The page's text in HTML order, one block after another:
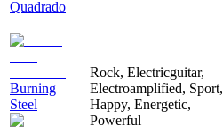
Quadrado
Burning
Steel
Rock, Electricguitar,
Electroamplified, Sport,
Happy, Energetic,
Powerful